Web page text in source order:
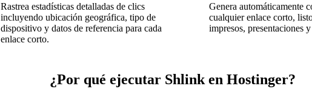
Rastrea estadísticas detalladas de clics
incluyendo ubicación geográfica, tipo de
dispositivo y datos de referencia para cada
enlace corto.
Genera automáticamente
cualquier enlace corto,
impresos, presentaciones
¿Por qué ejecutar Shlink en Hostinger?